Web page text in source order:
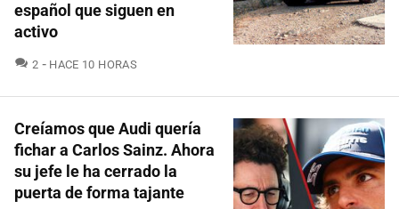
español que siguen en
activo
2 COMENTARIOS
HACE 10 HORAS
Creíamos que Audi quería
fichar a Carlos Sainz. Ahora
su jefe le ha cerrado la
puerta de forma tajante